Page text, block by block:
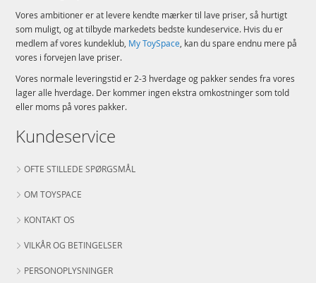
Vores ambitioner er at levere kendte mærker til lave priser, så hurtigt
som muligt, og at tilbyde markedets bedste kundeservice. Hvis du er
medlem af vores kundeklub, My ToySpace , kan du spare endnu mere på
vores i forvejen lave priser.
Vores normale leveringstid er 2-3 hverdage og pakker sendes fra vores
lager alle hverdage. Der kommer ingen ekstra omkostninger som told
eller moms på vores pakker.
Kundeservice
OFTE STILLEDE SPØRGSMÅL
OM TOYSPACE
KONTAKT OS
VILKÅR OG BETINGELSER
PERSONOPLYSNINGER